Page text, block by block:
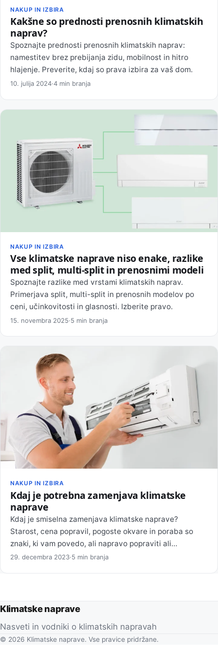
NAKUP IN IZBIRA
Kakšne so prednosti prenosnih klimatskih
naprav?
Spoznajte prednosti prenosnih klimatskih naprav:
namestitev brez prebijanja zidu, mobilnost in hitro
hlajenje. Preverite, kdaj so prava izbira za vaš dom.
10. julija 2024·4 min branja
NAKUP IN IZBIRA
Vse klimatske naprave niso enake, razlike
med split, multi-split in prenosnimi modeli
Spoznajte razlike med vrstami klimatskih naprav.
Primerjava split, multi-split in prenosnih modelov po
ceni, učinkovitosti in glasnosti. Izberite pravo.
15. novembra 2025·5 min branja
NAKUP IN IZBIRA
Kdaj je potrebna zamenjava klimatske
naprave
Kdaj je smiselna zamenjava klimatske naprave?
Starost, cena popravil, pogoste okvare in poraba so
znaki, ki vam povedo, ali napravo popraviti ali…
29. decembra 2023·5 min branja
Klimatske naprave
Nasveti in vodniki o klimatskih napravah
© 2026 Klimatske naprave. Vse pravice pridržane.